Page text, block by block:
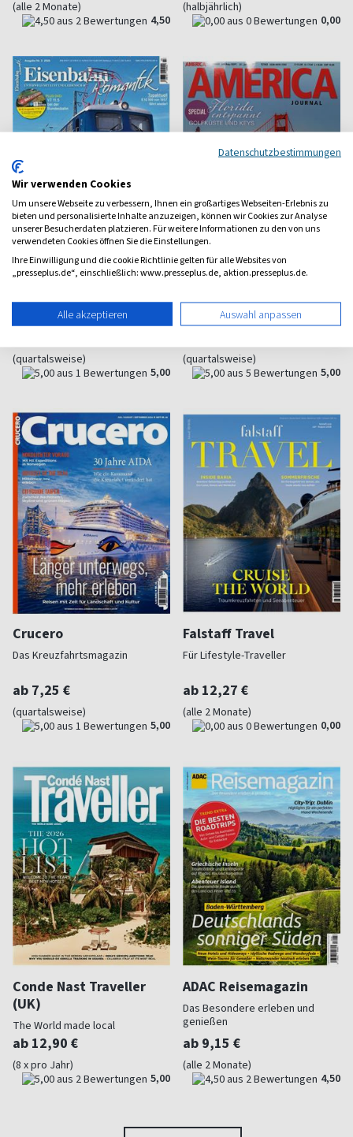
(alle 2 Monate)
4,50
(halbjährlich)
0,00
Eisenbahn Romantik
Die schönsten Bahnreisen
(quartalsweise)
5,00
America Journal
Für Fans der USA
(quartalsweise)
5,00
Crucero
Das Kreuzfahrtsmagazin
ab 7,25 €
(quartalsweise)
5,00
Falstaff Travel
Für Lifestyle-Traveller
ab 12,27 €
(alle 2 Monate)
0,00
Conde Nast Traveller
(UK)
The World made local
ab 12,90 €
(8 x pro Jahr)
5,00
ADAC Reisemagazin
Das Besondere erleben und
genießen
ab 9,15 €
(alle 2 Monate)
4,50
Datenschutzbestimmungen
Wir verwenden Cookies
Um unsere Webseite zu verbessern, Ihnen ein großartiges Webseiten-Erlebnis zu
bieten und personalisierte Inhalte anzuzeigen, können wir Cookies zur Analyse
unserer Besucherdaten platzieren. Für weitere Informationen zu den von uns
verwendeten Cookies öffnen Sie die Einstellungen.
Ihre Einwilligung und die cookie Richtlinie gelten für alle Websites von
„presseplus.de“, einschließlich: www.presseplus.de, aktion.presseplus.de.
Alle akzeptieren Auswahl anpassen